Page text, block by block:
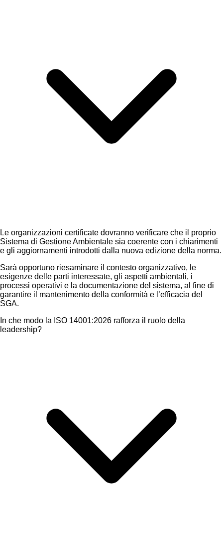
Le organizzazioni certificate dovranno verificare che il proprio
Sistema di Gestione Ambientale sia coerente con i chiarimenti
e gli aggiornamenti introdotti dalla nuova edizione della norma.
Sarà opportuno riesaminare il contesto organizzativo, le
esigenze delle parti interessate, gli aspetti ambientali, i
processi operativi e la documentazione del sistema, al fine di
garantire il mantenimento della conformità e l’efficacia del
SGA.
In che modo la ISO 14001:2026 rafforza il ruolo della
leadership?